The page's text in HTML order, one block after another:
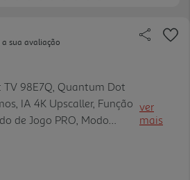
a sua avaliação
TV 98E7Q, Quantum Dot
IA 4K Upscaller, Função
de Jogo PRO, Modo
por voz, Eye Care
ver
mais